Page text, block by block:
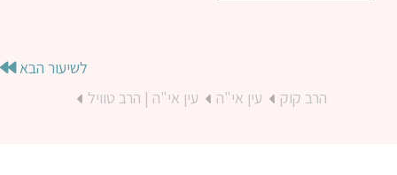
לשיעור הבא
הרב קוק
עין אי"ה עין אי"ה | הרב טוויל